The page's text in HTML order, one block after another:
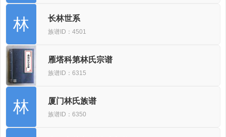
林 长林世系
族谱ID：4501
雁塔科第林氏宗谱
族谱ID：6315
林 厦门林氏族谱
族谱ID：6350